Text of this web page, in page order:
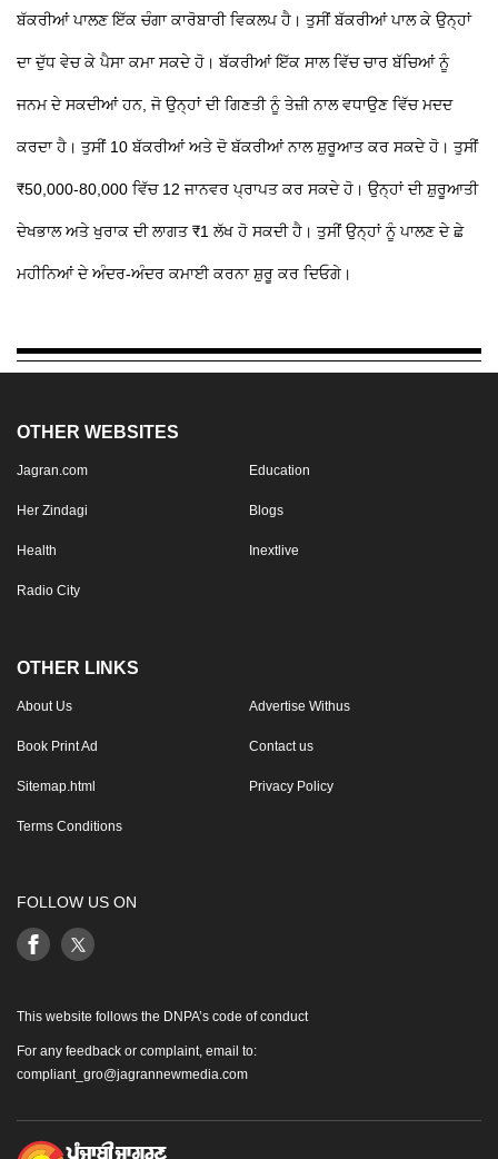
ਬੱਕਰੀਆਂ ਪਾਲਣ ਇੱਕ ਚੰਗਾ ਕਾਰੋਬਾਰੀ ਵਿਕਲਪ ਹੈ। ਤੁਸੀਂ ਬੱਕਰੀਆਂ ਪਾਲ ਕੇ ਉਨ੍ਹਾਂ
ਦਾ ਦੁੱਧ ਵੇਚ ਕੇ ਪੈਸਾ ਕਮਾ ਸਕਦੇ ਹੋ। ਬੱਕਰੀਆਂ ਇੱਕ ਸਾਲ ਵਿੱਚ ਚਾਰ ਬੱਚਿਆਂ ਨੂੰ
ਜਨਮ ਦੇ ਸਕਦੀਆਂ ਹਨ, ਜੋ ਉਨ੍ਹਾਂ ਦੀ ਗਿਣਤੀ ਨੂੰ ਤੇਜ਼ੀ ਨਾਲ ਵਧਾਉਣ ਵਿੱਚ ਮਦਦ
ਕਰਦਾ ਹੈ। ਤੁਸੀਂ 10 ਬੱਕਰੀਆਂ ਅਤੇ ਦੋ ਬੱਕਰੀਆਂ ਨਾਲ ਸ਼ੁਰੂਆਤ ਕਰ ਸਕਦੇ ਹੋ। ਤੁਸੀਂ
₹50,000-80,000 ਵਿੱਚ 12 ਜਾਨਵਰ ਪ੍ਰਾਪਤ ਕਰ ਸਕਦੇ ਹੋ। ਉਨ੍ਹਾਂ ਦੀ ਸ਼ੁਰੂਆਤੀ
ਦੇਖਭਾਲ ਅਤੇ ਖੁਰਾਕ ਦੀ ਲਾਗਤ ₹1 ਲੱਖ ਹੋ ਸਕਦੀ ਹੈ। ਤੁਸੀਂ ਉਨ੍ਹਾਂ ਨੂੰ ਪਾਲਣ ਦੇ ਛੇ
ਮਹੀਨਿਆਂ ਦੇ ਅੰਦਰ-ਅੰਦਰ ਕਮਾਈ ਕਰਨਾ ਸ਼ੁਰੂ ਕਰ ਦਿਓਗੇ।
OTHER WEBSITES
Jagran.com Education
Her Zindagi Blogs
Health Inextlive
Radio City
OTHER LINKS
About Us Advertise Withus
Book Print Ad Contact us
Sitemap.html Privacy Policy
Terms Conditions
FOLLOW US ON
This website follows the DNPA’s code of conduct
For any feedback or complaint, email to:
compliant_gro@jagrannewmedia.com